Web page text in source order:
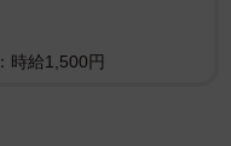
時給1,500円